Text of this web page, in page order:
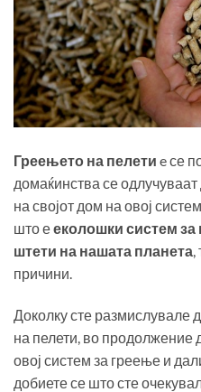
Греењето на пелети e се
домаќинства се
на својот дом на овој
што ееколошки систем за
штети на нашата планета,
причини.
Доколку сте размислувале
на пелети, во продолжение
овој систем за греење и
добиете се што сте